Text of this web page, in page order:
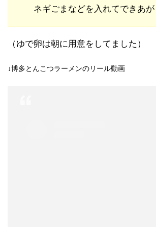
ネギごまなどを入れてできあが
（ゆで卵は朝に用意をしてました）
↓博多とんこつラーメンのリール動画